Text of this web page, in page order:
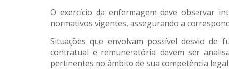
O exercício da enfermagem deve observar
normativos vigentes, assegurando a
Situações que envolvam possível desvio de
contratual e remuneratória devem ser
pertinentes no âmbito de sua competência legal.